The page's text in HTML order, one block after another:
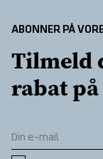
ABONNER PÅ
Tilmeld
rabat